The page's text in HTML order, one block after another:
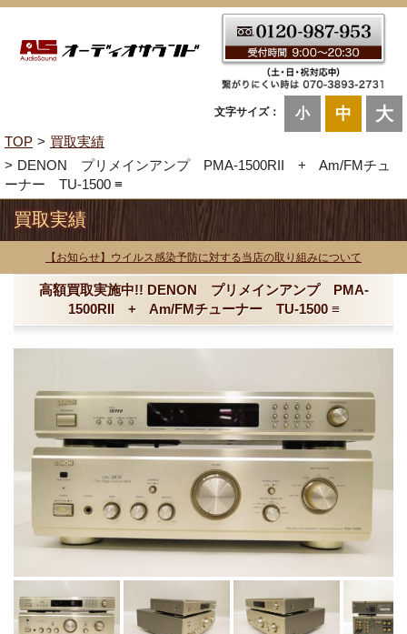
文字サイズ： 小 中 大
TOP
買取実績
DENON プリメインアンプ PMA-1500RII + Am/FMチュ
ーナー TU-1500 ≡
買取実績
【お知らせ】ウイルス感染予防に対する当店の取り組みについて
高額買取実施中!! DENON プリメインアンプ PMA-
1500RII + Am/FMチューナー TU-1500 ≡